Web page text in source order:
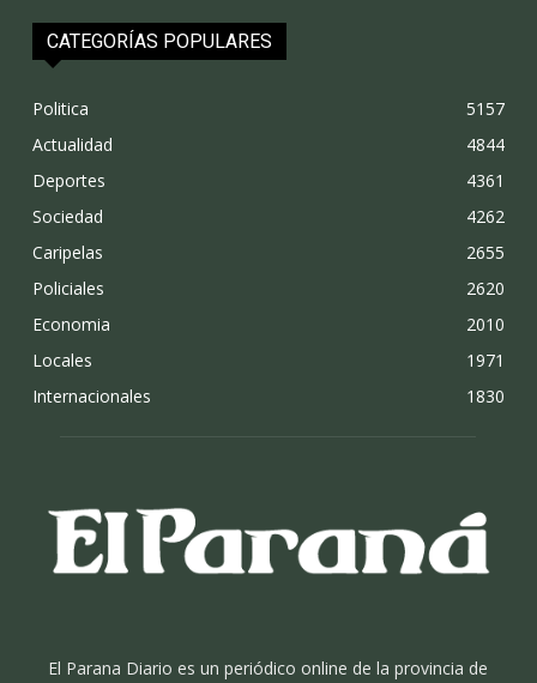
CATEGORÍAS POPULARES
Politica
5157
Actualidad
4844
Deportes
4361
Sociedad
4262
Caripelas
2655
Policiales
2620
Economia
2010
Locales
1971
Internacionales
1830
El Parana Diario es un periódico online de la provincia de